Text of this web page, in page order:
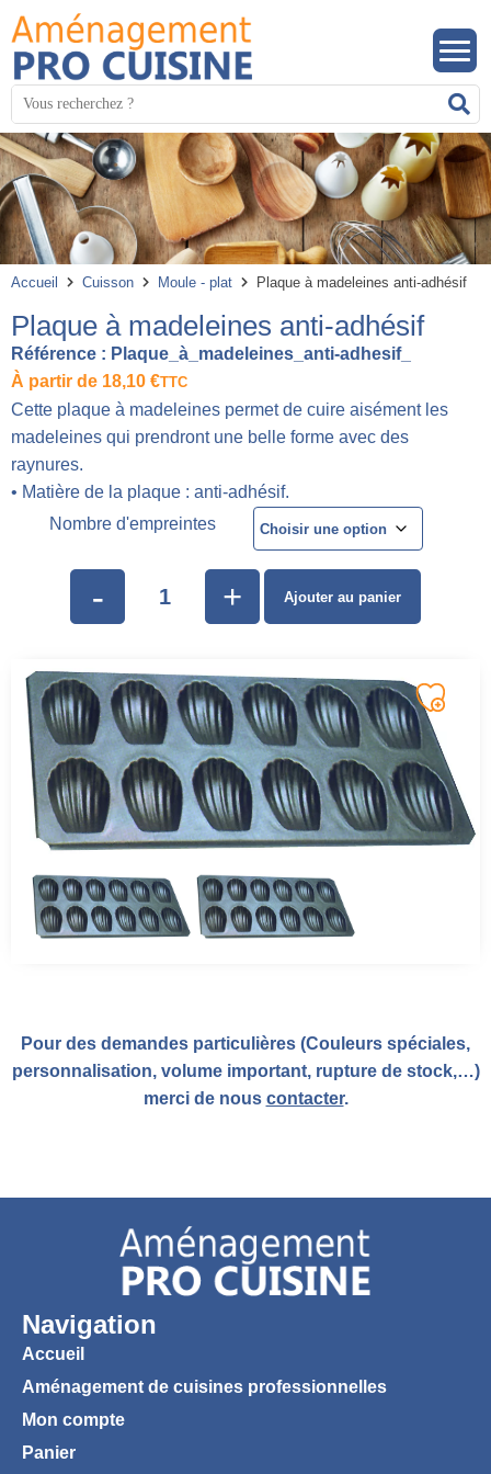
Mots
clés
:
Accueil Cuisson Moule - plat Plaque à madeleines anti-adhésif
Plaque à madeleines anti-adhésif
Référence : Plaque_à_madeleines_anti-adhesif_
À partir de 18,10 €TTC
Cette plaque à madeleines permet de cuire aisément les
madeleines qui prendront une belle forme avec des
raynures.
• Matière de la plaque : anti-adhésif.
Nombre d'empreintes
- + Ajouter au panier
Pour des demandes particulières (Couleurs spéciales,
personnalisation, volume important, rupture de stock,…)
merci de nous contacter.
Navigation
Accueil
Aménagement de cuisines professionnelles
Mon compte
Panier
Panneau de gestion des cookies